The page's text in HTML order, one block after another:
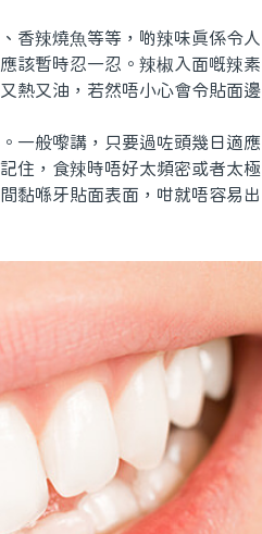
辣燒魚等等，啲辣味真係令人
該暫時忍一忍。辣椒入面嘅辣素
熱又油，若然唔小心會令貼面邊
般嚟講，只要過咗頭幾日適應
住，食辣時唔好太頻密或者太極
黏喺牙貼面表面，咁就唔容易出